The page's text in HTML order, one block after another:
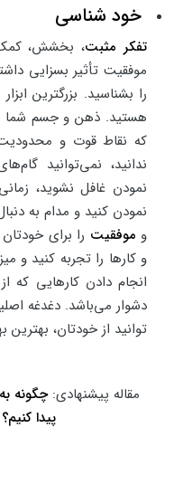
خود شناسی
تفکر مثبت، بخشش، کمک
موفقیت تأثیر بسزایی
را بشناسید. بزرگترین
هستید. ذهن و جسم شما
که نقاط قوت و
ندانید، نمی‌توانید
نمودن غافل نشوید،
نمودن کنید و مدام به
و موفقیت را برای
و کارها را تجربه کنید و
انجام دادن کارهایی که
دشوار می‌باشد. دغدغه
توانید از خودتان، بهترین
مقاله پیشنهادی:چگونه
پیدا